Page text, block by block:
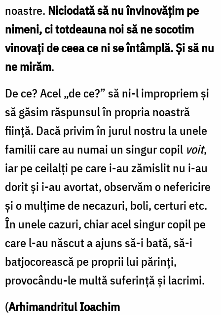
noastre. Niciodată să nu învinovățim pe
nimeni, ci totdeauna noi să ne socotim
vinovați de ceea ce ni se întâmplă. Și să nu
ne mirăm.
De ce? Acel „de ce?” să ni-l impropriem și
să găsim răspunsul în propria noastră
ființă. Dacă privim în jurul nostru la unele
familii care au numai un singur copil voit,
iar pe ceilalți pe care i-au zămislit nu i-au
dorit și i-au avortat, observăm o nefericire
și o mulțime de necazuri, boli, certuri etc.
În unele cazuri, chiar acel singur copil pe
care l-au născut a ajuns să-i bată, să-i
batjocorească pe proprii lui părinți,
provocându-le multă suferință și lacrimi.
(Arhimandritul Ioachim